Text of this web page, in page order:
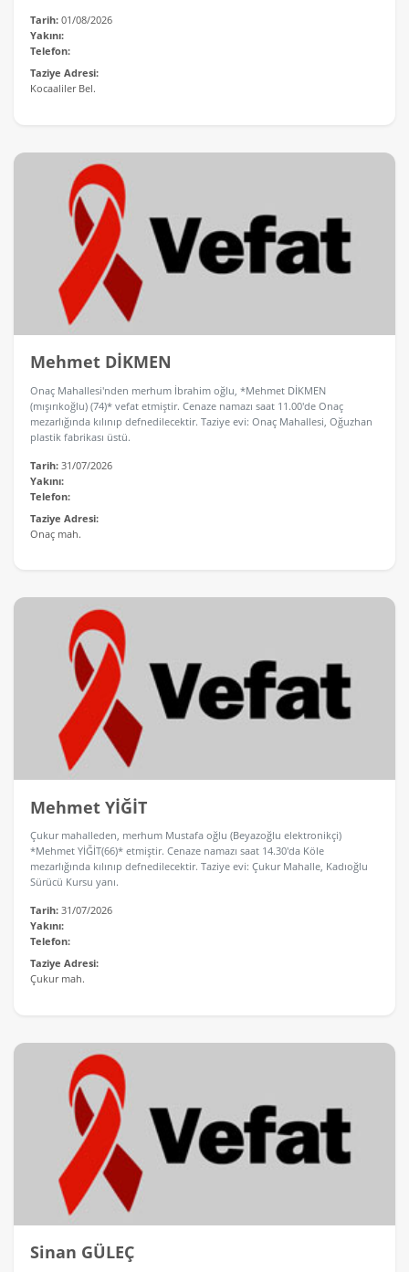
Tarih:01/08/2026
Yakını:
Telefon:
Taziye Adresi:
Kocaaliler Bel.
Mehmet DİKMEN
Onaç Mahallesi'nden merhum İbrahim oğlu, *Mehmet DİKMEN
(mışırıkoğlu) (74)* vefat etmiştir. Cenaze namazı saat 11.00'de Onaç
mezarlığında kılınıp defnedilecektir. Taziye evi: Onaç Mahallesi, Oğuzhan
plastik fabrikası üstü.
Tarih:31/07/2026
Yakını:
Telefon:
Taziye Adresi:
Onaç mah.
Mehmet YİĞİT
Çukur mahalleden, merhum Mustafa oğlu (Beyazoğlu elektronikçi)
*Mehmet YİĞİT(66)* etmiştir. Cenaze namazı saat 14.30'da Köle
mezarlığında kılınıp defnedilecektir. Taziye evi: Çukur Mahalle, Kadıoğlu
Sürücü Kursu yanı.
Tarih:31/07/2026
Yakını:
Telefon:
Taziye Adresi:
Çukur mah.
Sinan GÜLEÇ